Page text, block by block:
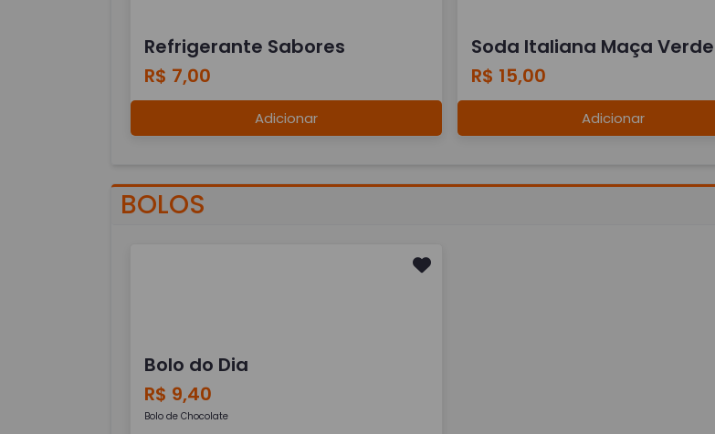
Refrigerante Sabores
R$ 7,00
Adicionar
Soda Italiana Maça Verde
R$ 15,00
Adicionar
BOLOS
Bolo do Dia
R$ 9,40
Bolo de Chocolate